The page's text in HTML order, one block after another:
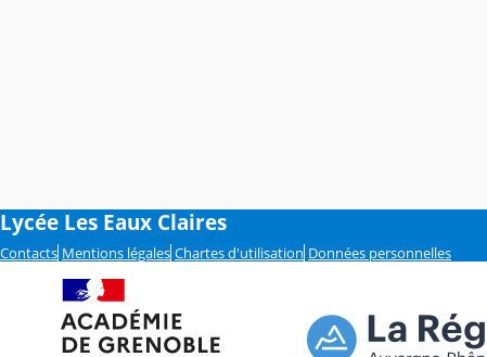
Lycée Les Eaux Claires
Contacts Mentions légales Chartes d'utilisation Données personnelles